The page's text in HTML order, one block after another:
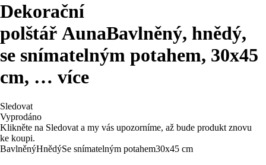
Dekorační
polštář AunaBavlněný, hnědý,
se snímatelným potahem, 30x45
cm, … více
Sledovat
Vyprodáno
Klikněte na Sledovat a my vás upozorníme, až bude produkt znovu
ke koupi.
BavlněnýHnědýSe snímatelným potahem30x45 cm